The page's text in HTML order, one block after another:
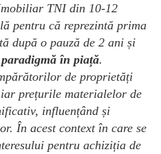
TNI din 10-12
pentru că reprezintă prima
după o pauză de 2 ani și
în piață.
de proprietăți
prețurile materialelor de
influențând și
În acest context în care se
pentru achiziția de